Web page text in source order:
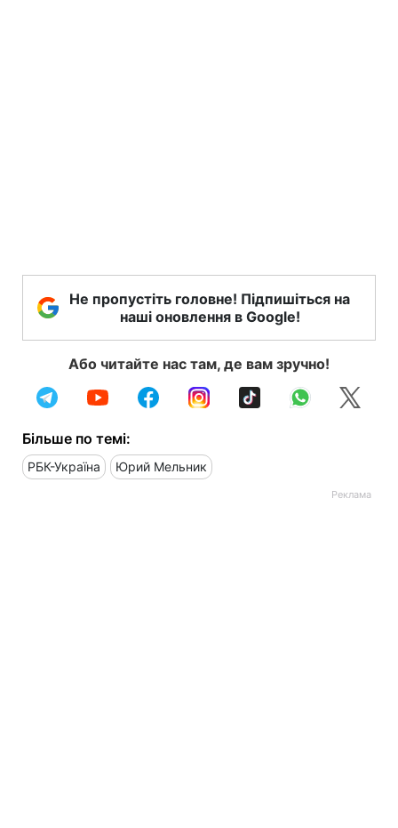
Не пропустіть головне! Підпишіться на
наші оновлення в Google!
Або читайте нас там, де вам зручно!
Більше по темі:
РБК-Україна Юрий Мельник